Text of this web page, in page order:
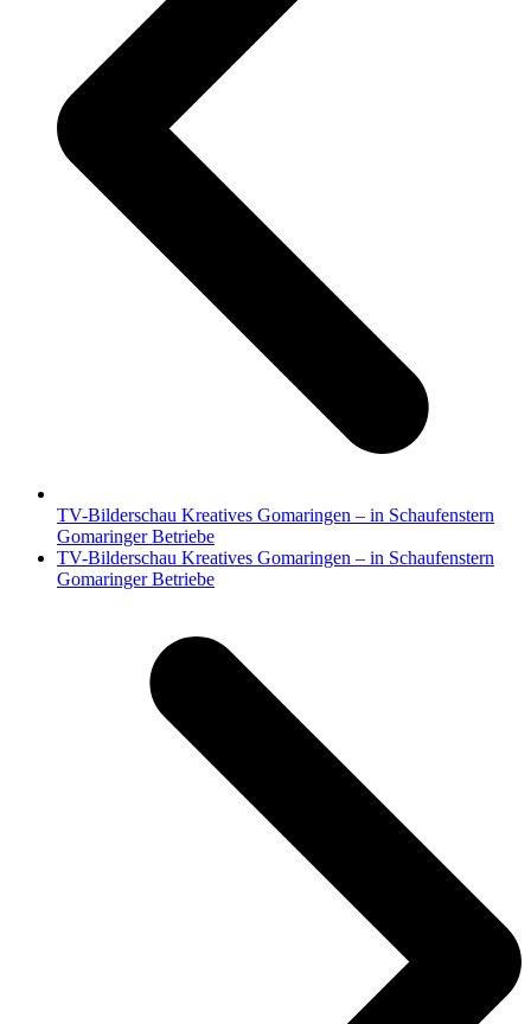
TV-Bilderschau Kreatives Gomaringen – in Schaufenstern
Gomaringer Betriebe
Nächster
Beitrag:
TV-Bilderschau Kreatives Gomaringen – in Schaufenstern
Gomaringer Betriebe